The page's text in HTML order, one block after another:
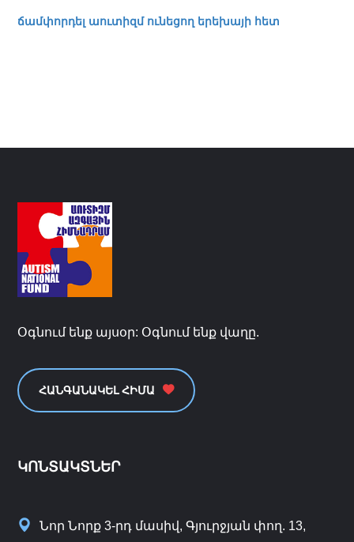
ճամփորդել աուտիզմ ունեցող երեխայի հետ
Օգնում ենք այսօր: Օգնում ենք վաղը.
ՀԱՆԳԱՆԱԿԵԼ ՀԻՄԱ
ԿՈՆՏԱԿՏՆԵՐ
Նոր Նորք 3-րդ մասիվ, Գյուրջյան փող. 13,